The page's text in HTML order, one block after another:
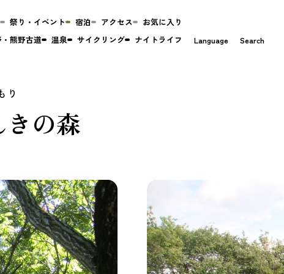
の森
祭り・イベント 宿泊 アクセス
お気に入り
熊野古道 温泉 サイクリング ナイトライフ Search
Language